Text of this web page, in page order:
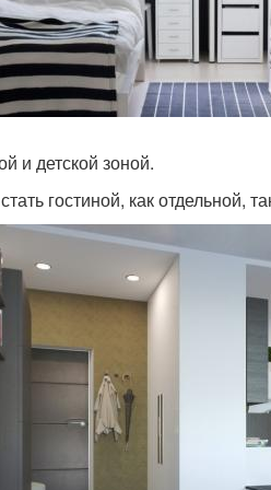
и детской зоной.
гостиной, как отдельной,